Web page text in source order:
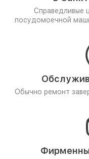
Справедливые
посудомоечной
Обычно ремонт